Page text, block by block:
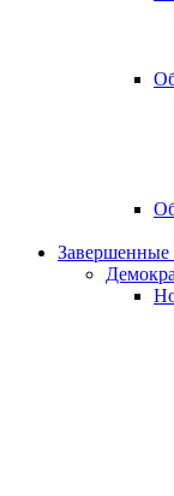
Завершенные